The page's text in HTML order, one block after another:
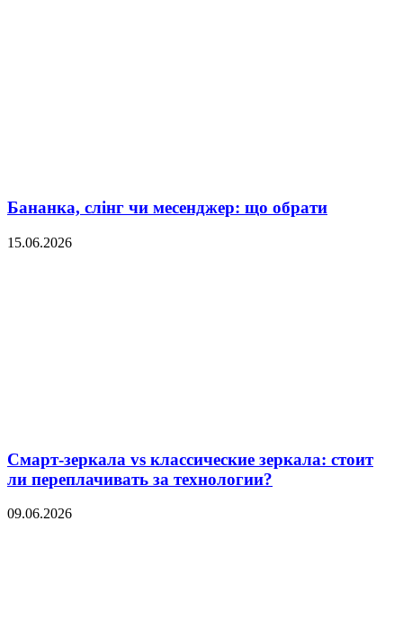
Бананка, слінг чи месенджер: що обрати
15.06.2026
Смарт-зеркала vs классические зеркала: стоит
ли переплачивать за технологии?
09.06.2026